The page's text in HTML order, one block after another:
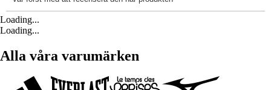
Loading...
Loading...
Alla våra varumärken